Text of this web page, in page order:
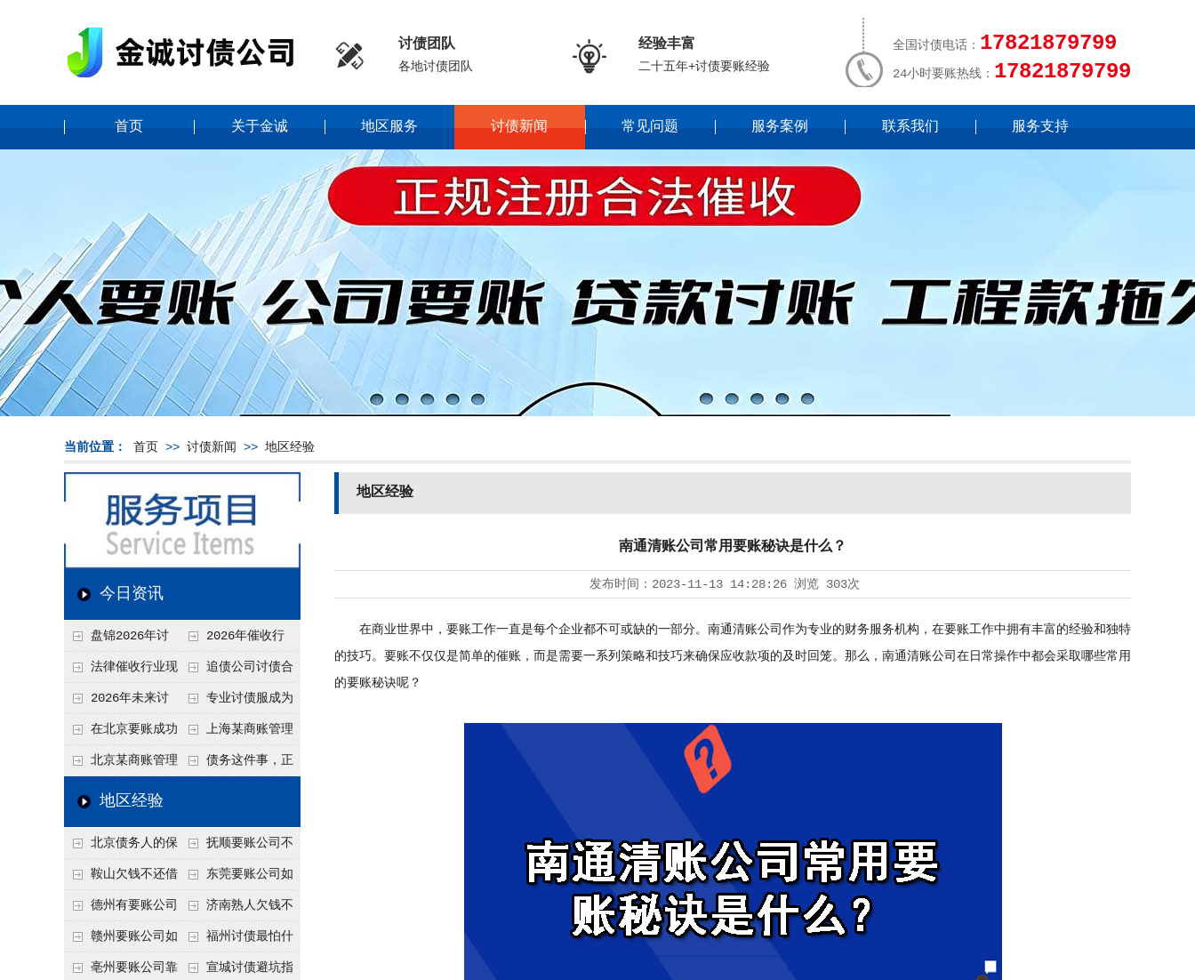
 讨债团队
各地讨债团队  经验丰富
二十五年+讨债要账经验
全国讨债电话： 17821879799
24小时要账热线： 17821879799
首页 关于金诚 地区服务 讨债新闻 常见问题 服务案例 联系我们 服务支持
当前位置： 首页 >> 讨债新闻 >> 地区经验
今日资讯
盘锦2026年讨
债新趋势
2026年催收行
业发展现状、竞争格
局及未来趋势分析
法律催收行业现
状、合规痛点与未来
发展趋势深度解析
追债公司讨债合
法方法总结
2026年未来讨
债要账公司发展趋势
专业讨债服成为
2026年的发展趋势
在北京要账成功
率高吗？未来追账公
司发展趋势引发行业
上海某商账管理
机构聚焦合规服务
北京某商账管理
服务机构持续提升合
力企业化解应收账款
难题
债务这件事，正
地区经验
北京债务人的保
证人能不能找？担保
人的连带责任怎么追
抚顺要账公司不
敢透漏的追回方法是
什么？
鞍山欠钱不还借
口太多？2026年这3
句反问话术，直接把
他后路堵死
东莞要账公司如
何有效要账讨债？20
26年合法追债经验总
结！
德州有要账公司
吗？如何合法讨债才
不沾风险？
济南熟人欠钱不
还？
赣州要账公司如
何有效讨债？合法追
福州讨债最怕什
么？2026年这两个关
亳州要账公司靠 宣城讨债避坑指
地区经验
南通清账公司常用要账秘诀是什么？
发布时间： 2023-11-13 14:28:26 浏览 303次
在商业世界中，要账工作一直是每个企业都不可或缺的一部分。南通清账公司作为专业的财务服务机构，在要账工作中拥有丰富的经验和独特
的技巧。要账不仅仅是简单的催账，而是需要一系列策略和技巧来确保应收款项的及时回笼。那么，南通清账公司在日常操作中都会采取哪些常用
的要账秘诀呢？